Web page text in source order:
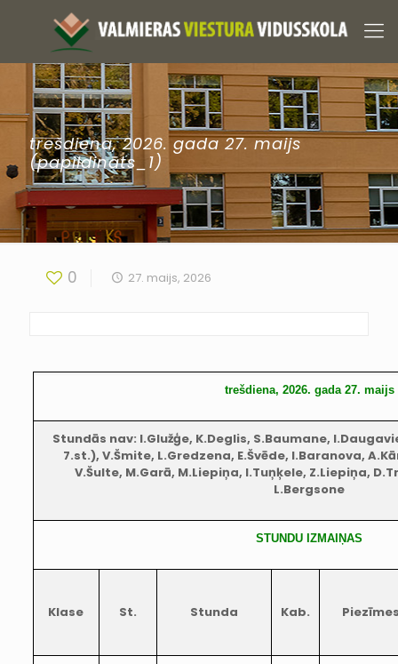
trešdiena, 2026. gada 27. maijs
(papildināts_1)
0 27. maijs, 2026
trešdiena, 2026. gada 27. maijs
Stundās nav: I.Glužģe, K.Deglis, S.Baumane,
7.st.), V.Šmite, L.Gredzena, E.Švēde, I.Baranova,
V.Šulte, M.Garā, M.Liepiņa, I.Tuņķele, Z.Liepiņa,
L.Bergsone
STUNDU IZMAIŅAS
Klase St. Stunda Kab.